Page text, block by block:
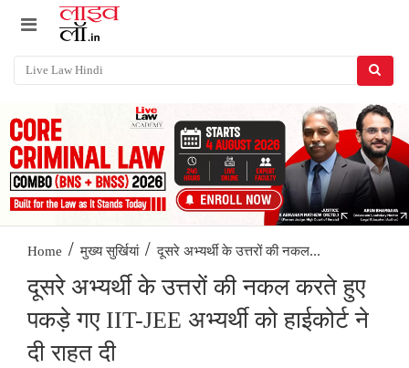
Home / मुख्य सुर्खियां / दूसरे अभ्यर्थी के उत्तरों की नकल...
दूसरे अभ्यर्थी के उत्तरों की नकल करते हुए
पकड़े गए IIT-JEE अभ्यर्थी को हाईकोर्ट ने
दी राहत दी